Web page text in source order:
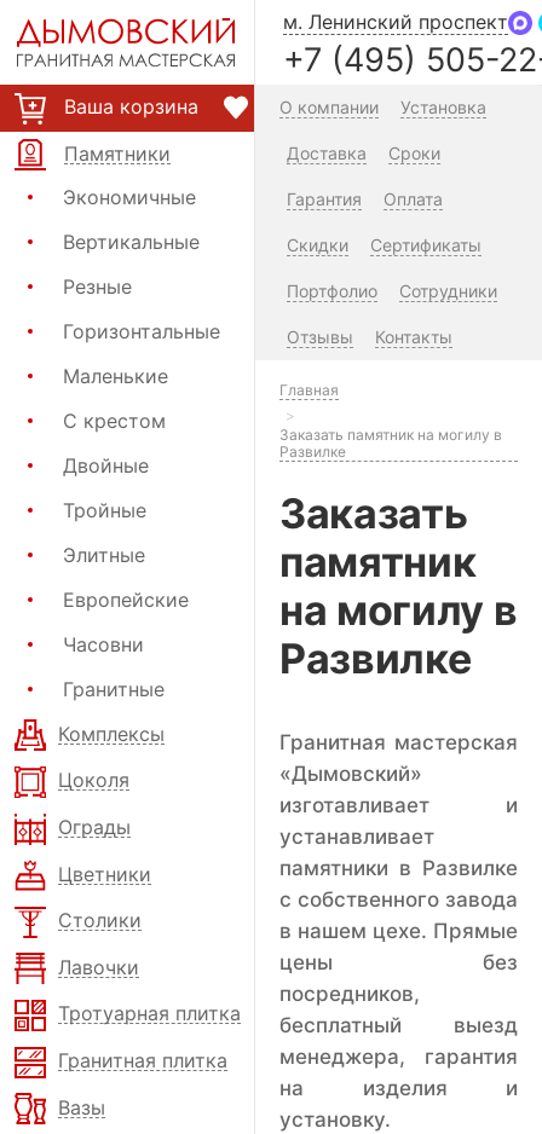
Ваша корзина
Памятники
Экономичные
Вертикальные
Резные
Горизонтальные
Маленькие
С крестом
Двойные
Тройные
Элитные
Европейские
Часовни
Гранитные
Комплексы
Цоколя
Ограды
Цветники
Столики
Лавочки
Тротуарная плитка
Гранитная плитка
Вазы
м. Ленинский проспект
+7 (495) 505-
О компании Установка
Доставка Сроки
Гарантия Оплата
Скидки Сертификаты
Портфолио Сотрудники
Отзывы Контакты
Главная
Заказать памятник на могилу в
Развилке
Заказать
памятник
на могилу в
Развилке
Гранитная мастерская
«Дымовский»
изготавливает и
устанавливает
памятники в Развилке
с собственного завода
в нашем цехе. Прямые
цены без
посредников,
бесплатный выезд
менеджера, гарантия
на изделия и
установку.